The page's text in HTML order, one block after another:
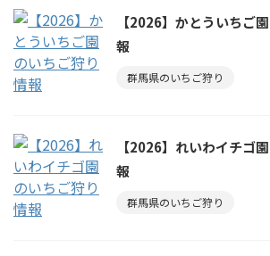
【2026】かとういちご
報
群馬県のいちご狩り
【2026】れいわイチゴ
報
群馬県のいちご狩り